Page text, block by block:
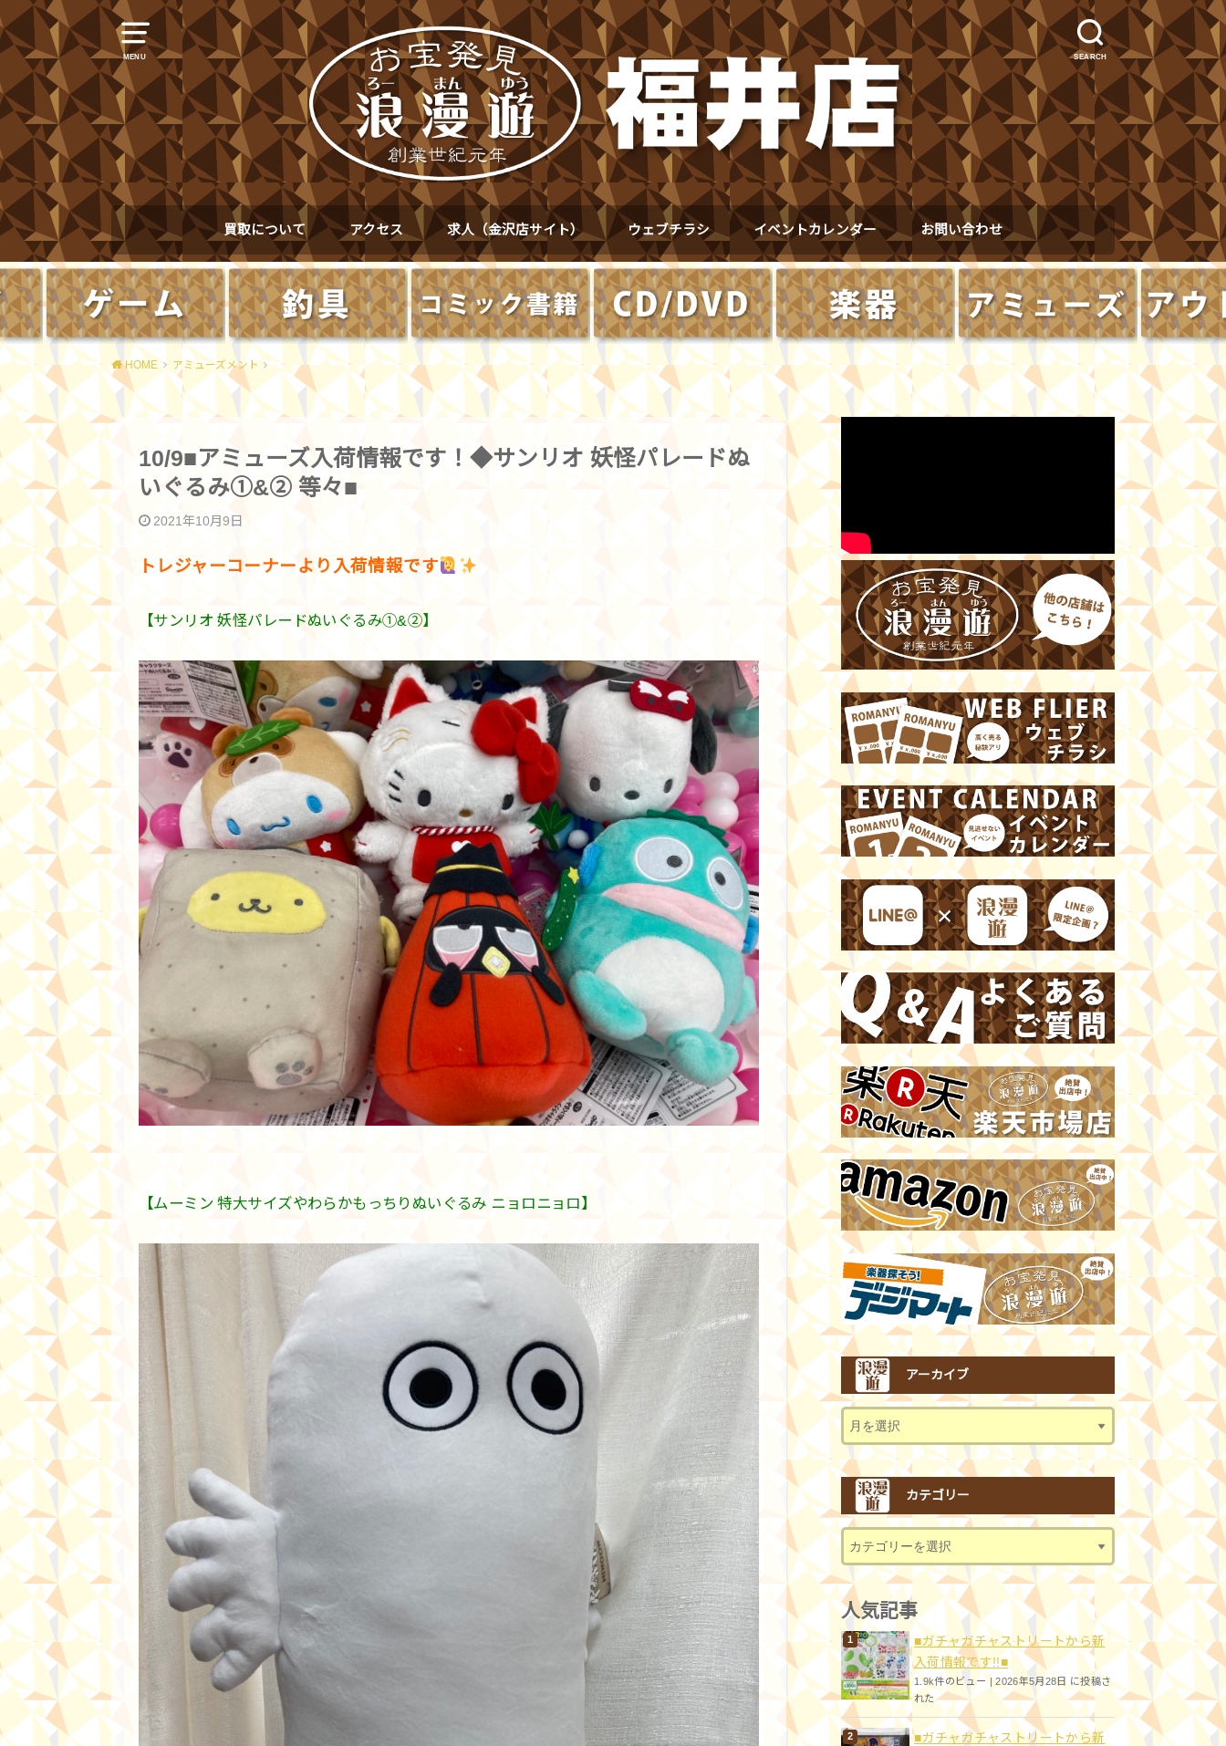
MENU SEARCH
買取について アクセス 求人（金沢店サイト） ウェブチラシ イベントカレンダー お問い合わせ
HOME アミューズメント
10/9■アミューズ入荷情報です！◆サンリオ 妖怪パレードぬ
いぐるみ①&② 等々■
2021年10月9日
トレジャーコーナーより入荷情報です
【サンリオ 妖怪パレードぬいぐるみ①&②】
【ムーミン 特大サイズやわらかもっちりぬいぐるみ ニョロニョロ】
アーカイブ
カテゴリー
人気記事
■ガチャガチャストリートから新
入荷情報です!!■
1.9k件のビュー|2026年5月28日 に投稿さ
れた
■ガチャガチャストリートから新